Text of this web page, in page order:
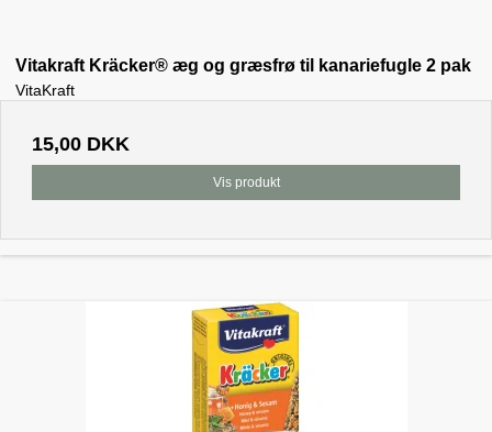
Vitakraft Kräcker® æg og græsfrø til kanariefugle 2 pak
VitaKraft
15,00 DKK
Vis produkt